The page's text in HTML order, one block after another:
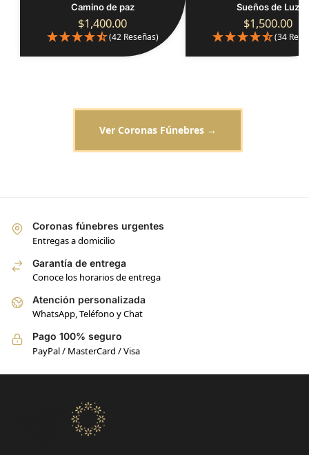
Camino de paz
$1,400.00
(42 Reseñas)
Sueños de Luz
$1,500.00
(34
Ver Coronas Fúnebres →
Coronas fúnebres urgentes
Entregas a domicilio
Garantía de entrega
Conoce los horarios de entrega
Atención personalizada
WhatsApp, Teléfono y Chat
Pago 100% seguro
PayPal / MasterCard / Visa